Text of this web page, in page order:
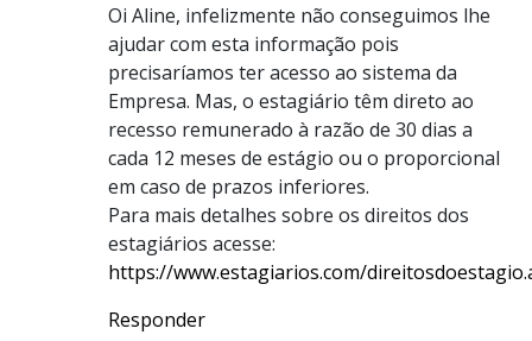
Oi Aline, infelizmente não conseguimos lhe
ajudar com esta informação pois
precisaríamos ter acesso ao sistema da
Empresa. Mas, o estagiário têm direto ao
recesso remunerado à razão de 30 dias a
cada 12 meses de estágio ou o proporcional
em caso de prazos inferiores.
Para mais detalhes sobre os direitos dos
estagiários acesse:
https://www.estagiarios.com/
Responder